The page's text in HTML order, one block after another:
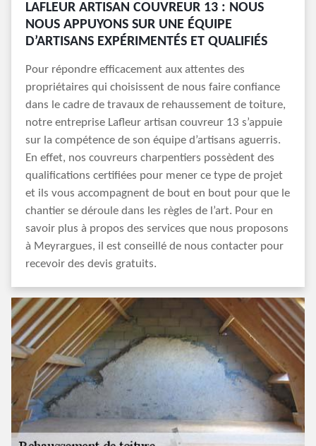
LAFLEUR ARTISAN COUVREUR 13 : NOUS
NOUS APPUYONS SUR UNE ÉQUIPE
D’ARTISANS EXPÉRIMENTÉS ET QUALIFIÉS
Pour répondre efficacement aux attentes des
propriétaires qui choisissent de nous faire confiance
dans le cadre de travaux de rehaussement de toiture,
notre entreprise Lafleur artisan couvreur 13 s’appuie
sur la compétence de son équipe d’artisans aguerris.
En effet, nos couvreurs charpentiers possèdent des
qualifications certifiées pour mener ce type de projet
et ils vous accompagnent de bout en bout pour que le
chantier se déroule dans les règles de l’art. Pour en
savoir plus à propos des services que nous proposons
à Meyrargues, il est conseillé de nous contacter pour
recevoir des devis gratuits.